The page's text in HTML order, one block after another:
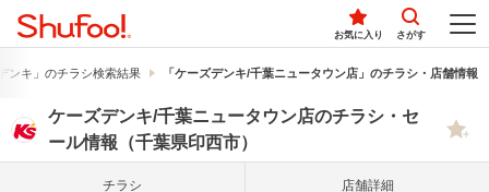
お気に入り さがす
ンキ」のチラシ検索結果 「ケーズデンキ/千葉ニュータウン店」のチラシ・店舗情報
ケーズデンキ/千葉ニュータウン店のチラシ・セ
ール情報（千葉県印西市）
チラシ 店舗詳細